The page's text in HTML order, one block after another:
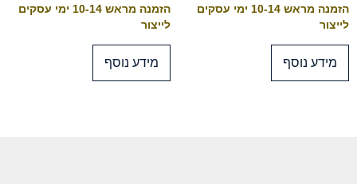
הזמנה מראש 10-14 ימי עסקים
לייצור
מידע נוסף
הזמנה מראש 10-14 ימי עסקים
לייצור
מידע נוסף